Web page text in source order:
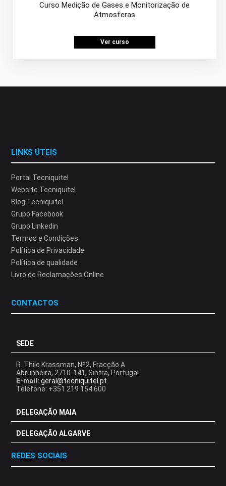
Curso Medição de Gases e Monitorização de
Atmosferas
Ver curso
LINKS ÚTEIS
Portal Tecniquitel
Website Tecniquitel
Blog Tecniquitel
Grupo Facebook
Grupo Linkedin
Termos e Condições
Política de Privacidade
Política de qualidade
Livro de Reclamações Online
CONTACTOS
SEDE
R. Thilo Krassman, Nº2, Fracção A
Abrunheira, 2710-141, Sintra, Portugal
E-mail: geral@tecniquitel.pt
Telefone: +351 219 154 600
DELEGAÇÃO MAIA
DELEGAÇÃO ALGARVE
REDES SOCIAIS